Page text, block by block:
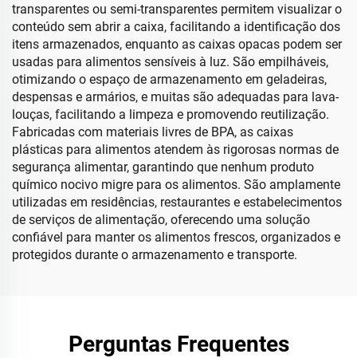
transparentes ou semi-transparentes permitem visualizar o
conteúdo sem abrir a caixa, facilitando a identificação dos
itens armazenados, enquanto as caixas opacas podem ser
usadas para alimentos sensíveis à luz. São empilháveis,
otimizando o espaço de armazenamento em geladeiras,
despensas e armários, e muitas são adequadas para lava-
louças, facilitando a limpeza e promovendo reutilização.
Fabricadas com materiais livres de BPA, as caixas
plásticas para alimentos atendem às rigorosas normas de
segurança alimentar, garantindo que nenhum produto
químico nocivo migre para os alimentos. São amplamente
utilizadas em residências, restaurantes e estabelecimentos
de serviços de alimentação, oferecendo uma solução
confiável para manter os alimentos frescos, organizados e
protegidos durante o armazenamento e transporte.
Perguntas Frequentes